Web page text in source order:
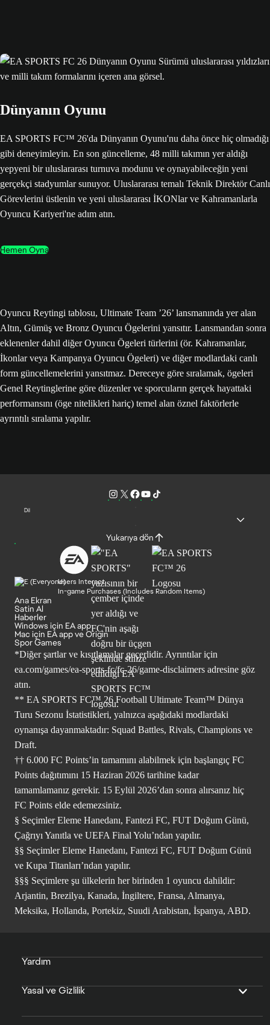
Dünyanın Oyunu
EA SPORTS FC™ 26'da Dünyanın Oyunu'nu daha önce hiç olmadığı
gibi deneyimleyin. En son güncelleme, 48 milli takımın yer aldığı
yepyeni bir uluslararası turnuva modunu ve oynayabileceğin yeni
gerçekçi stadyumlar sunuyor. Uluslararası temalı Teknik Direktör Canlı
Görevlerini üstlenin ve yeni uluslararası İKONlar ve Kahramanlarla
Oyuncu Kariyeri'ne adım atın.
Hemen Oyna
Oyuncu Reytingi tablosu, Ultimate Team ’26’ lansmanında yer alan
Altın, Gümüş ve Bronz Oyuncu Ögelerini yansıtır. Lansmandan sonra
eklenenler dahil diğer Oyuncu Ögeleri türlerini (ör. Kahramanlar,
İkonlar veya Kampanya Oyuncu Ögeleri) ve diğer modlardaki canlı
form güncellemelerini yansıtmaz. Dereceye göre sıralamak, ögeleri
Genel Reytinglerine göre düzenler ve sporcuların gerçek hayattaki
performansını (öge nitelikleri hariç) temel alan öznel faktörlerle
ayrıntılı sıralama yapılır.
Dil
Yukarıya dön
Users Interact
In-game Purchases (Includes Random Items)
Ana Ekran
Satin Al
Haberler
Windows için EA app
Mac için EA app ve Origin
Spor Games
*Diğer şartlar ve kısıtlamalar geçerlidir. Ayrıntılar için
ea.com/games/ea-sports-fc/fc-26/game-disclaimers adresine göz
atın.
** EA SPORTS FC™ 26 Football Ultimate Team™ Dünya
Turu Sezonu İstatistikleri, yalnızca aşağıdaki modlardaki
oynanışa dayanmaktadır: Squad Battles, Rivals, Champions ve
Draft.
†† 6.000 FC Points’in tamamını alabilmek için başlangıç FC
Points dağıtımını 15 Haziran 2026 tarihine kadar
tamamlamanız gerekir. 15 Eylül 2026’dan sonra alırsanız hiç
FC Points elde edemezsiniz.
§ Seçimler Eleme Hanedanı, Fantezi FC, FUT Doğum Günü,
Çağrıyı Yanıtla ve UEFA Final Yolu’ndan yapılır.
§§ Seçimler Eleme Hanedanı, Fantezi FC, FUT Doğum Günü
ve Kupa Titanları’ndan yapılır.
§§§ Seçimlere şu ülkelerin her birinden 1 oyuncu dahildir:
Arjantin, Brezilya, Kanada, İngiltere, Fransa, Almanya,
Meksika, Hollanda, Portekiz, Suudi Arabistan, İspanya, ABD.
Yardım
Yasal ve Gizlilik